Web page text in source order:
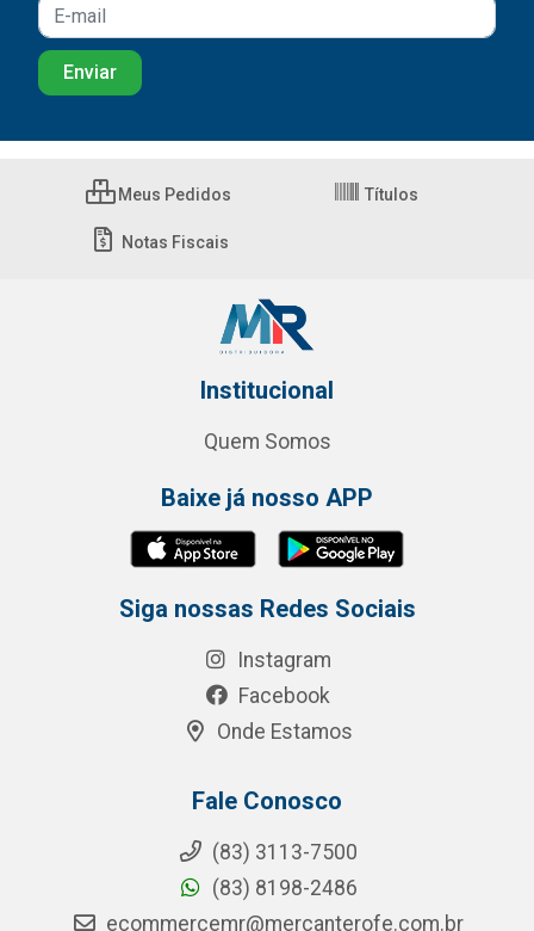
Meus Pedidos Títulos
Notas Fiscais
Institucional
Quem Somos
Baixe já nosso APP
Siga nossas Redes Sociais
Instagram
Facebook
Onde Estamos
Fale Conosco
(83) 3113-7500
(83) 8198-2486
ecommercemr@mercanterofe.com.br